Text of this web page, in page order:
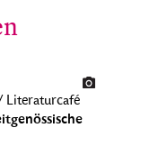
Literaturcafé